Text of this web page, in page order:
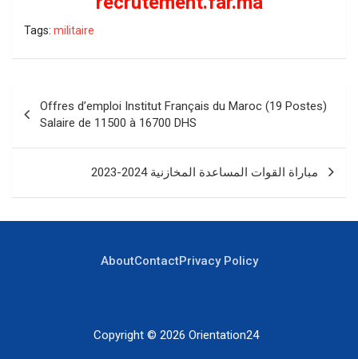
Tags: militaire
de
l’article
Offres d’emploi Institut Français du Maroc (19 Postes)
Salaire de 11500 à 16700 DHS
مباراة القوات المساعدة المخازنية 2024-2023
AboutContactPrivacy Policy
Copyright © 2026 Orientation24